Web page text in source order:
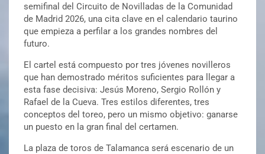
semifinal del Circuito de Novilladas de la Comunidad
de Madrid 2026, una cita clave en el calendario taurino
que empieza a perfilar a los grandes nombres del
futuro.
El cartel está compuesto por tres jóvenes novilleros
que han demostrado méritos suficientes para llegar a
esta fase decisiva: Jesús Moreno, Sergio Rollón y
Rafael de la Cueva. Tres estilos diferentes, tres
conceptos del toreo, pero un mismo objetivo: ganarse
un puesto en la gran final del certamen.
La plaza de toros de Talamanca será escenario de un